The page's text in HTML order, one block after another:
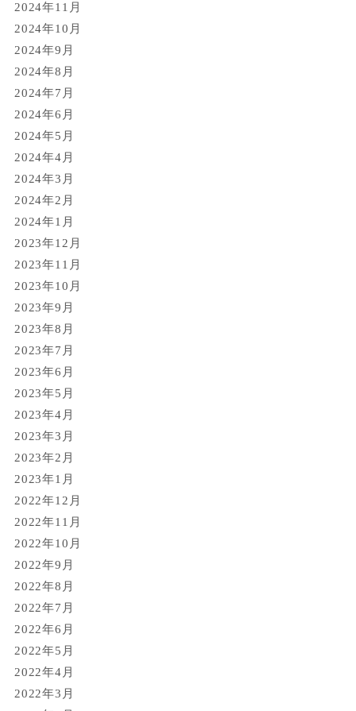
2024年11月
2024年10月
2024年9月
2024年8月
2024年7月
2024年6月
2024年5月
2024年4月
2024年3月
2024年2月
2024年1月
2023年12月
2023年11月
2023年10月
2023年9月
2023年8月
2023年7月
2023年6月
2023年5月
2023年4月
2023年3月
2023年2月
2023年1月
2022年12月
2022年11月
2022年10月
2022年9月
2022年8月
2022年7月
2022年6月
2022年5月
2022年4月
2022年3月